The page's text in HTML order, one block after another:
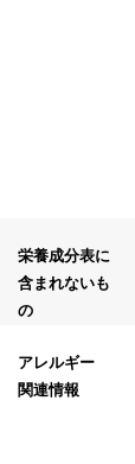
栄養成分表に
含まれないも
の
アレルギー
関連情報